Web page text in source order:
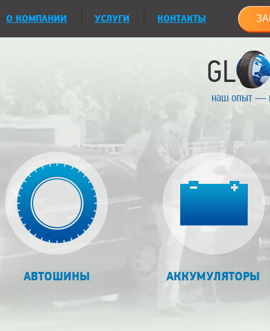
О КОМПАНИИ УСЛУГИ КОНТАКТЫ
наш опыт —
АВТОШИНЫ АККУМУЛЯТОРЫ